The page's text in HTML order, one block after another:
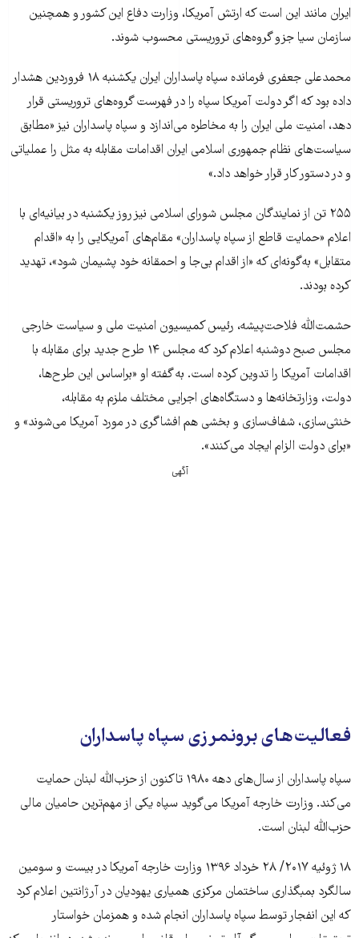
ایران مانند این است که ارتش آمریکا، وزارت دفاع این کشور و همچنین
سازمان سیا جزو گروه‌های تروریستی محسوب شوند.
محمدعلی جعفری فرمانده سپاه پاسداران ایران یکشنبه ۱۸ فروردین هشدار
داده بود که اگر دولت آمریکا سپاه را در فهرست گروه‌های تروریستی قرار
دهد، امنیت ملی ایران را به مخاطره می‌اندازد و سپاه پاسداران نیز «مطابق
سیاست‌های نظام جمهوری اسلامی ایران اقدامات مقابله به مثل را عملیاتی
و در دستور کار قرار خواهد داد.»
۲۵۵ تن از نمایندگان مجلس شورای اسلامی نیز روز یکشنبه در بیانیه‌ای با
اعلام «حمایت قاطع از سپاه پاسداران» مقام‌های آمریکایی را به «اقدام
متقابل» به‌گونه‌ای که «از اقدام بی‌جا و احمقانه خود پشیمان شود»، تهدید
کرده بودند.
حشمت‌الله فلاحت‌پیشه، رئیس کمیسیون امنیت ملی و سیاست خارجی
مجلس صبح دوشنبه اعلام کرد که مجلس ۱۴ طرح جدید برای مقابله با
اقدامات آمریکا را تدوین کرده است. به ‌گفته او «براساس این طرح‌ها،
دولت، وزارتخانه‌ها و دستگاه‌های اجرایی مختلف ملزم به مقابله،
خنثی‌‌سازی، شفاف‌سازی و بخشی هم افشاگری در مورد آمریکا می‌شوند» و
«برای دولت الزام ایجاد می‌کنند».
آگهی
فعالیت‌های برونمرزی سپاه پاسداران
سپاه پاسداران از سال‌های دهه ۱۹۸۰ تاکنون از حزب‌الله لبنان حمایت
می‌کند. وزارت خارجه آمریکا می‌گوید سپاه یکی از مهم‌ترین حامیان مالی
حزب‌الله لبنان است.
۱۸ ژوئیه ۲۰۱۷/ ۲۸ خرداد ۱۳۹۶ وزارت خارجه آمریکا در بیست و سومین
سالگرد بمبگذاری ساختمان مرکزی همیاری یهودیان در آرژانتین اعلام کرد
که این انفجار توسط سپاه پاسداران انجام شده‌ و همزمان خواستار